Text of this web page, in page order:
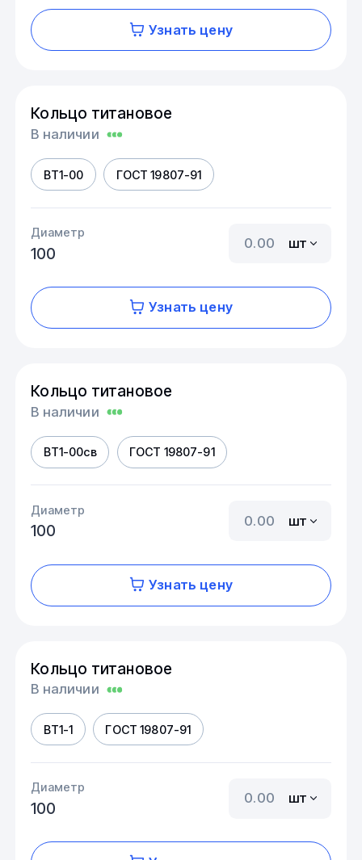
Узнать цену
Кольцо титановое
В наличии
ВТ1-00 ГОСТ 19807-91
Диаметр
100
шт
Узнать цену
Кольцо титановое
В наличии
ВТ1-00св ГОСТ 19807-91
Диаметр
100
шт
Узнать цену
Кольцо титановое
В наличии
ВТ1-1 ГОСТ 19807-91
Диаметр
100
шт